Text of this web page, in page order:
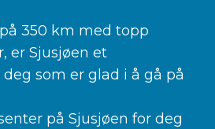
350 km med topp
er Sjusjøen et
som er glad i å gå på
på Sjusjøen for deg